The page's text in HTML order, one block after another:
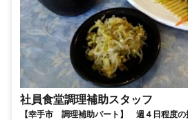
社員食堂調理補助スタッフ
【幸手市 調理補助パート】 週４日程度の